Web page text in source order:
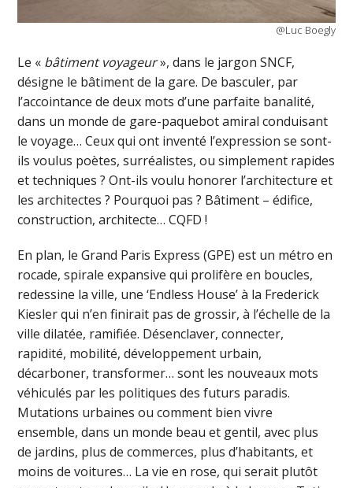
@Luc Boegly
Le « bâtiment voyageur», dans le jargon SNCF,
désigne le bâtiment de la gare. De basculer, par
l’accointance de deux mots d’une parfaite banalité,
dans un monde de gare-paquebot amiral conduisant
le voyage… Ceux qui ont inventé l’expression se sont-
ils voulus poètes, surréalistes, ou simplement rapides
et techniques ? Ont-ils voulu honorer l’architecture et
les architectes ? Pourquoi pas ? Bâtiment – édifice,
construction, architecte… CQFD !
En plan, le Grand Paris Express (GPE) est un métro en
rocade, spirale expansive qui prolifère en boucles,
redessine la ville, une ‘Endless House’ à la Frederick
Kiesler qui n’en finirait pas de grossir, à l’échelle de la
ville dilatée, ramifiée. Désenclaver, connecter,
rapidité, mobilité, développement urbain,
décarboner, transformer… sont les nouveaux mots
véhiculés par les politiques des futurs paradis.
Mutations urbaines ou comment bien vivre
ensemble, dans un monde beau et gentil, avec plus
de jardins, plus de commerces, plus d’habitants, et
moins de voitures… La vie en rose, qui serait plutôt